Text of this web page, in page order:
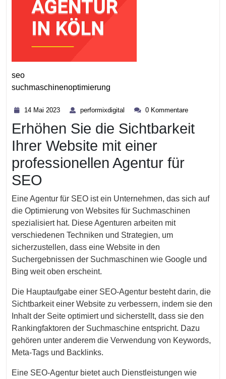
seo
suchmaschinenoptimierung
14 Mai 2023
2023
performixdigital performixdigital
0 Kommentare
Erhöhen Sie die Sichtbarkeit
Ihrer Website mit einer
professionellen Agentur für
SEO
Eine Agentur für SEO ist ein Unternehmen, das sich auf
die Optimierung von Websites für Suchmaschinen
spezialisiert hat. Diese Agenturen arbeiten mit
verschiedenen Techniken und Strategien, um
sicherzustellen, dass eine Website in den
Suchergebnissen der Suchmaschinen wie Google und
Bing weit oben erscheint.
Die Hauptaufgabe einer SEO-Agentur besteht darin, die
Sichtbarkeit einer Website zu verbessern, indem sie den
Inhalt der Seite optimiert und sicherstellt, dass sie den
Rankingfaktoren der Suchmaschine entspricht. Dazu
gehören unter anderem die Verwendung von Keywords,
Meta-Tags und Backlinks.
Eine SEO-Agentur bietet auch Dienstleistungen wie